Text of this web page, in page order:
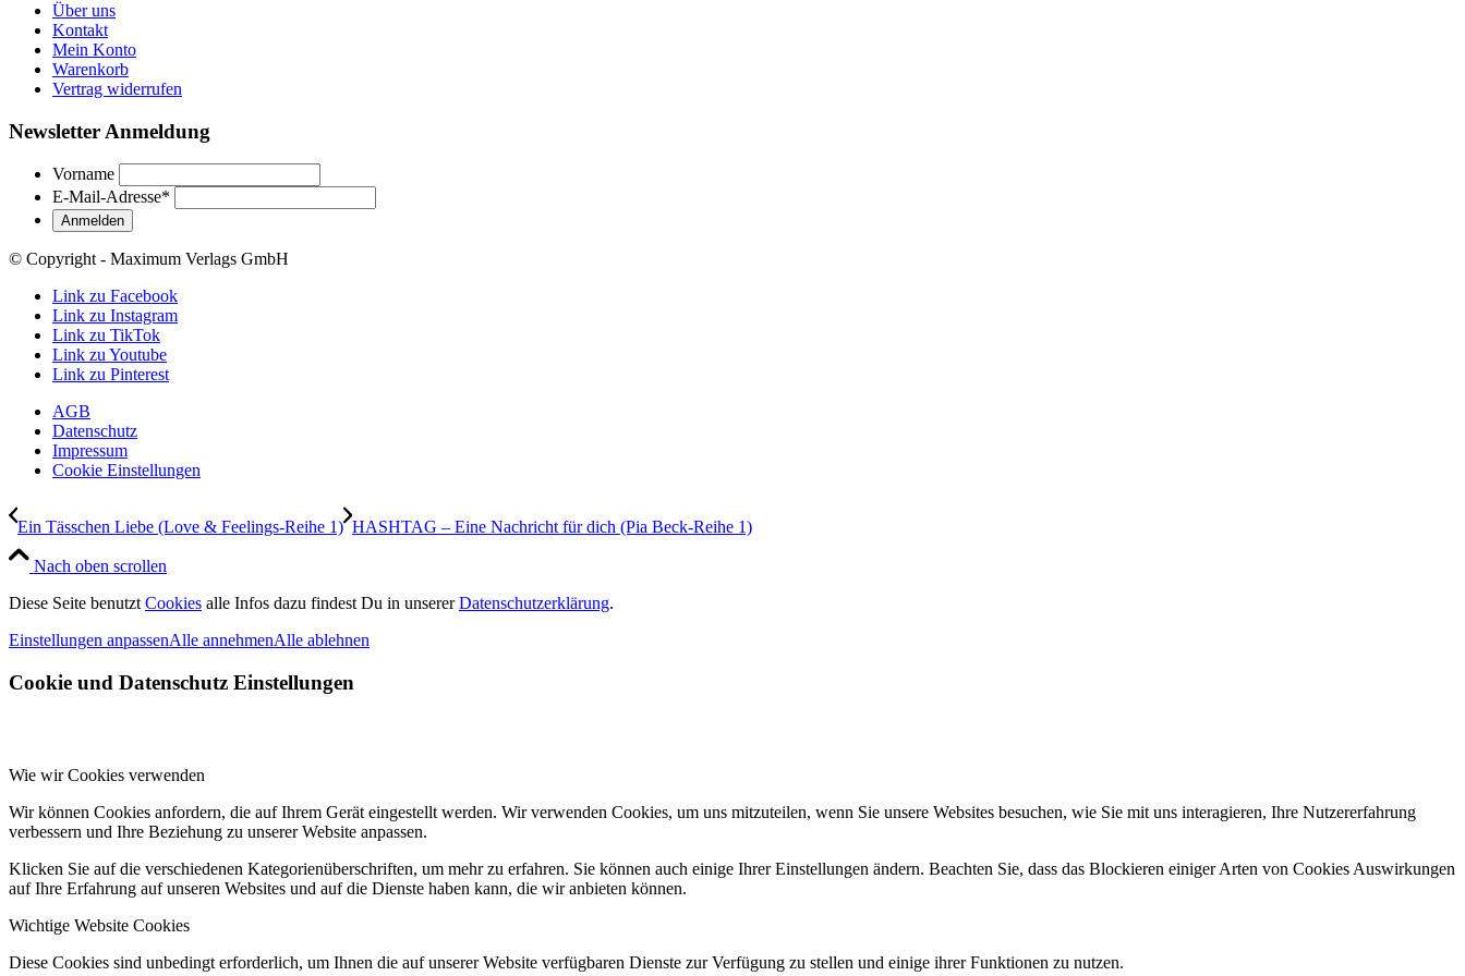
Über uns
Kontakt
Mein Konto
Warenkorb
Vertrag widerrufen
Newsletter Anmeldung
Vorname
E-Mail-Adresse*
© Copyright - Maximum Verlags GmbH
Link zu Facebook
Link zu Instagram
Link zu TikTok
Link zu Youtube
Link zu Pinterest
AGB
Datenschutz
Impressum
Cookie Einstellungen
Ein Tässchen Liebe (Love & Feelings-Reihe 1) HASHTAG – Eine Nachricht für dich (Pia Beck-Reihe 1)
Nach oben scrollen
Diese Seite benutztCookies alle Infos dazu findest Du in unsererDatenschutzerklärung.
Einstellungen anpassenAlle annehmenAlle ablehnen
Cookie und Datenschutz Einstellungen
Wie wir Cookies verwenden
Wir können Cookies anfordern, die auf Ihrem Gerät eingestellt werden. Wir verwenden Cookies, um uns mitzuteilen, wenn Sie unsere Websites besuchen, wie Sie mit uns interagieren, Ihre Nutzererfahrung
verbessern und Ihre Beziehung zu unserer Website anpassen.
Klicken Sie auf die verschiedenen Kategorienüberschriften, um mehr zu erfahren. Sie können auch einige Ihrer Einstellungen ändern. Beachten Sie, dass das Blockieren einiger Arten von Cookies Auswirkungen
auf Ihre Erfahrung auf unseren Websites und auf die Dienste haben kann, die wir anbieten können.
Wichtige Website Cookies
Diese Cookies sind unbedingt erforderlich, um Ihnen die auf unserer Website verfügbaren Dienste zur Verfügung zu stellen und einige ihrer Funktionen zu nutzen.